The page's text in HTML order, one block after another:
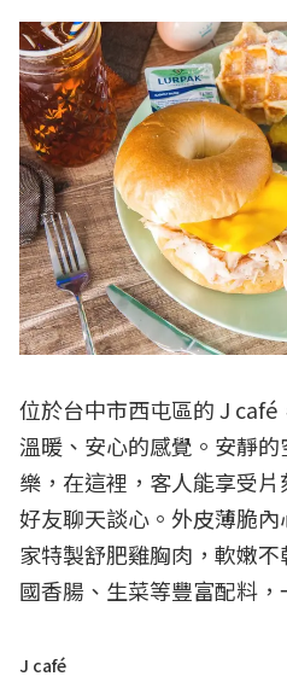
位於台中市西屯區的 J
溫暖、安心的感覺。安靜
樂，在這裡，客人能享受
好友聊天談心。外皮薄脆
家特製舒肥雞胸肉，軟嫩
國香腸、生菜等豐富配料，
J café